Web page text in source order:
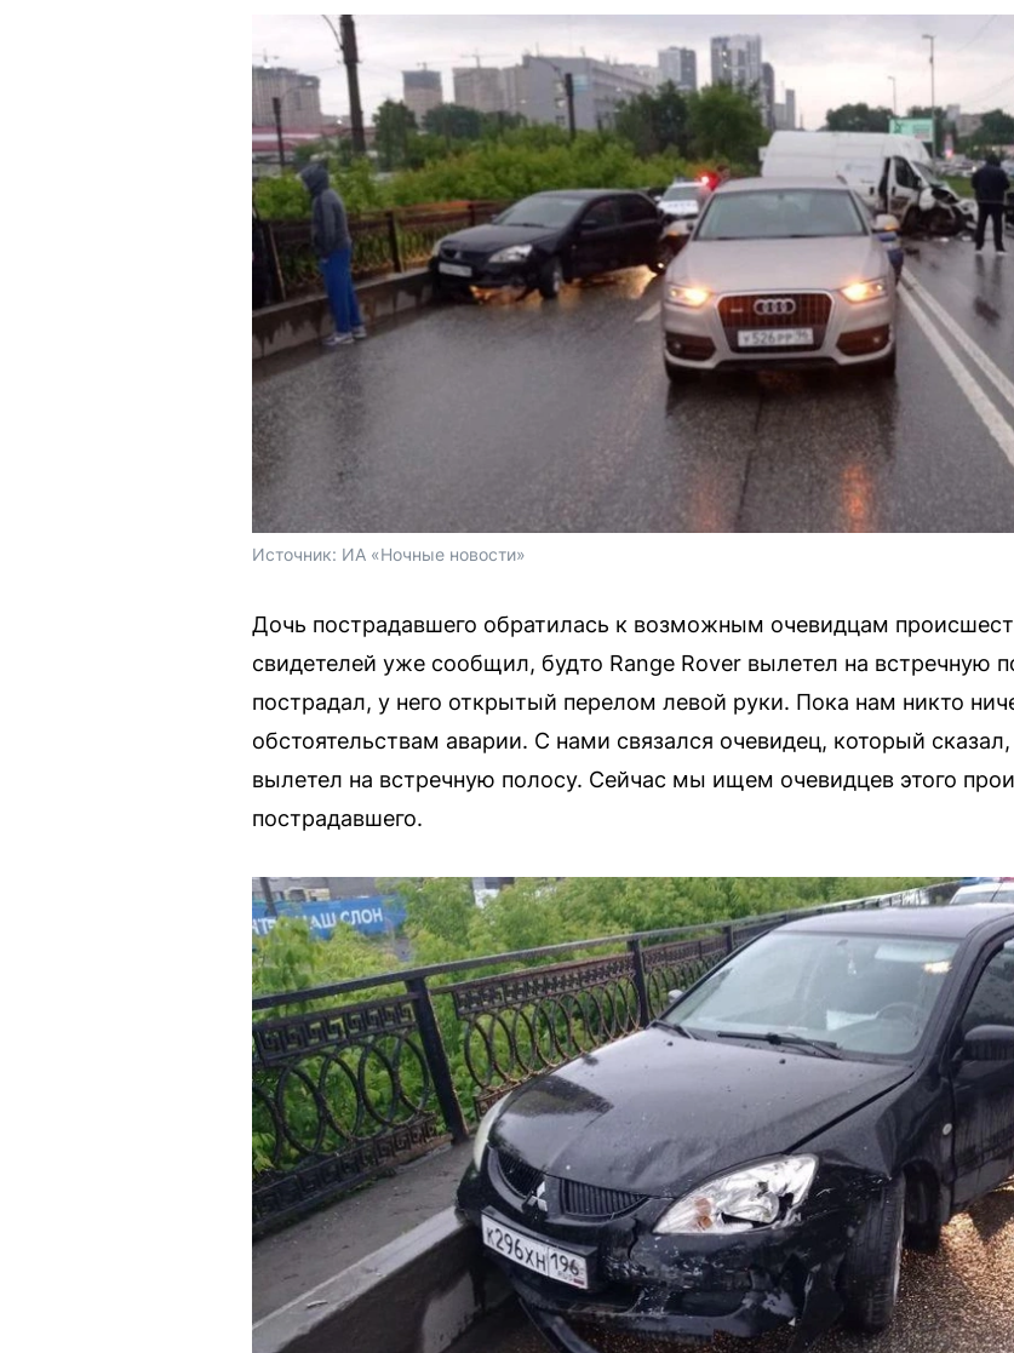
Источник: ИА «Ночные новости»
Дочь пострадавшего обратилась к возможным очевидцам
свидетелей уже сообщил, будто Range Rover вылетел на встречную
пострадал, у него открытый перелом левой руки. Пока нам никто
обстоятельствам аварии. С нами связался очевидец, который
вылетел на встречную полосу. Сейчас мы ищем очевидцев этого
пострадавшего.